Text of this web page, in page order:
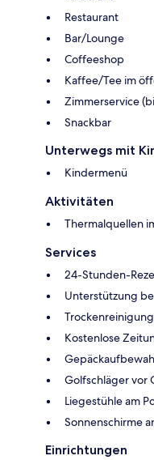
Restaurant
Bar/Lounge
Coffeeshop
Kaffee/Tee im
Zimmerservice
Snackbar
Unterwegs mit
Kindermenü
Aktivitäten
Thermalquellen
Services
24-Stunden-
Unterstützung
Kostenlose
Golfschläger vor
Liegestühle am
Sonnenschirme
Einrichtungen